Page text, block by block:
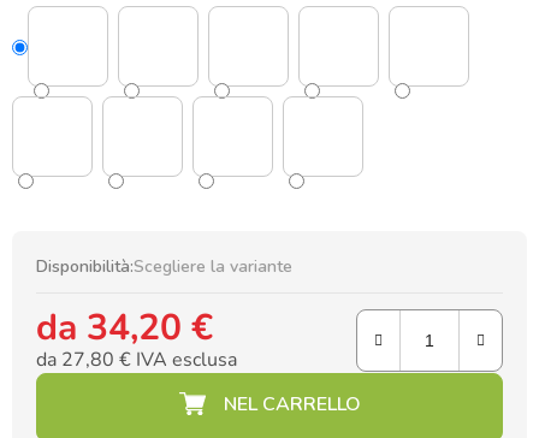
Disponibilità:Scegliere la variante
da 34,20 €
da 27,80 € IVA esclusa
Prezzo della misura: